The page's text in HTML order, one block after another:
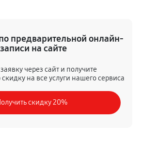
LG LAS650M
50 минут
40 минут
предварительной онлайн-
записи на сайте
через сайт и получите
на все услуги нашего сервиса
скидку 20%